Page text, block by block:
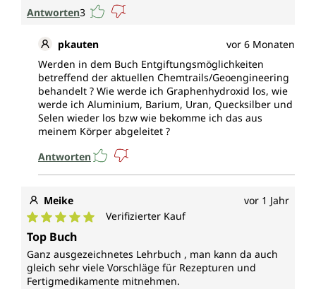
Antworten3
pkauten
vor 6 Monaten
Werden in dem Buch Entgiftungsmöglichkeiten
betreffend der aktuellen Chemtrails/Geoengineering
behandelt ? Wie werde ich Graphenhydroxid los, wie
werde ich Aluminium, Barium, Uran, Quecksilber und
Selen wieder los bzw wie bekomme ich das aus
meinem Körper abgeleitet ?
Antworten
Meike vor 1 Jahr
Durchschnittliche Bewertung von 5 von 5 Sternen
Verifizierter Kauf
Top Buch
Ganz ausgezeichnetes Lehrbuch , man kann da auch
gleich sehr viele Vorschläge für Rezepturen und
Fertigmedikamente mitnehmen.